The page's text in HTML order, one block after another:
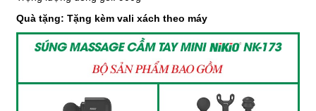
Quà tặng: Tặng kèm vali xách theo máy